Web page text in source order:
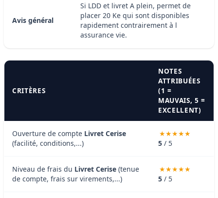
Avis général
Si LDD et livret A plein, permet de
placer 20 Ke qui sont disponibles
rapidement contrairement à l
assurance vie.
CRITÈRES
NOTES
ATTRIBUÉES
(1 =
MAUVAIS, 5 =
EXCELLENT)
Ouverture de compte Livret Cerise
(facilité, conditions,...)
5 / 5
Niveau de frais du Livret Cerise (tenue
de compte, frais sur virements,...)
5 / 5